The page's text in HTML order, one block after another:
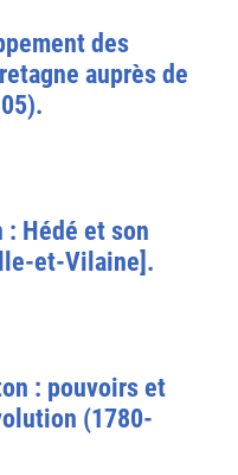
des
auprès de
Hédé et son
et-Vilaine].
: pouvoirs et
(1780-